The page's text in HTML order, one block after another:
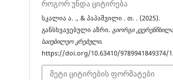
როგორ უნდა ციტირება
სკალია ა. ., & პაპაშვილი . თ. . (2025).
განსხვავებული აზრი. გიორგი
საიუბილეო კრებული.
https://doi.org/10.63410/9789941849374/
მეტი ციტირების ფორმატები